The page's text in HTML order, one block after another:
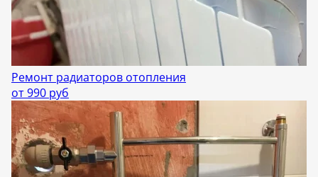
Ремонт радиаторов отопления
от 990 руб